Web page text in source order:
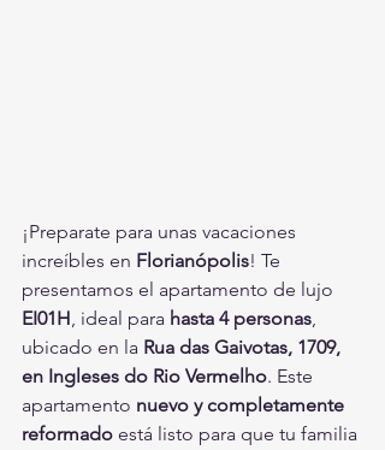
¡Preparate para unas vacaciones
increíbles en Florianópolis! Te
presentamos el apartamento de lujo
EI01H, ideal para hasta 4 personas,
ubicado en la Rua das Gaivotas, 1709,
en Ingleses do Rio Vermelho. Este
apartamento nuevo y completamente
reformado está listo para que tu familia